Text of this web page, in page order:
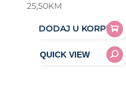
25,50KM
DODAJ U KORPU